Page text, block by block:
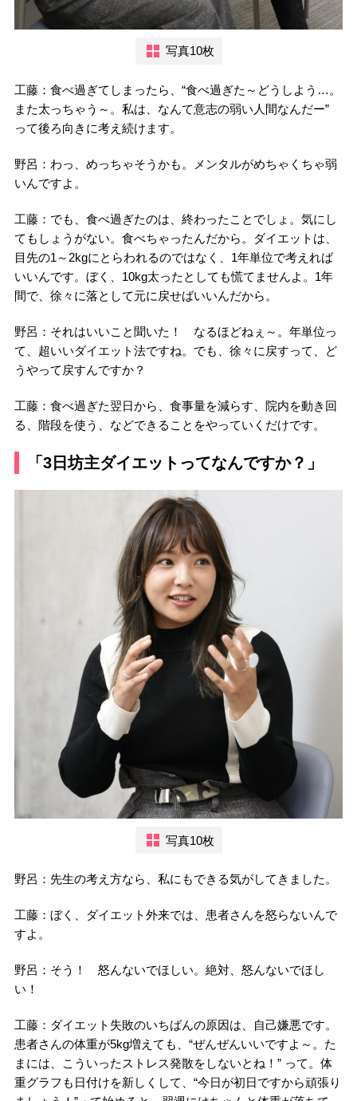
写真10枚
工藤：食べ過ぎてしまったら、“食べ過ぎた～どうしよう…。
また太っちゃう～。私は、なんて意志の弱い人間なんだー”
って後ろ向きに考え続けます。
野呂：わっ、めっちゃそうかも。メンタルがめちゃくちゃ弱
いんですよ。
工藤：でも、食べ過ぎたのは、終わったことでしょ。気にし
てもしょうがない。食べちゃったんだから。ダイエットは、
目先の1～2kgにとらわれるのではなく、1年単位で考えれば
いいんです。ぼく、10kg太ったとしても慌てませんよ。1年
間で、徐々に落として元に戻せばいいんだから。
野呂：それはいいこと聞いた！ なるほどねぇ～。年単位っ
て、超いいダイエット法ですね。でも、徐々に戻すって、ど
うやって戻すんですか？
工藤：食べ過ぎた翌日から、食事量を減らす、院内を動き回
る、階段を使う、などできることをやっていくだけです。
「3日坊主ダイエットってなんですか？」
写真10枚
野呂：先生の考え方なら、私にもできる気がしてきました。
工藤：ぼく、ダイエット外来では、患者さんを怒らないんで
すよ。
野呂：そう！ 怒んないでほしい。絶対、怒んないでほし
い！
工藤：ダイエット失敗のいちばんの原因は、自己嫌悪です。
患者さんの体重が5kg増えても、“ぜんぜんいいですよ～。た
まには、こういったストレス発散をしないとね！” って。体
重グラフも日付けを新しくして、“今日が初日ですから頑張り